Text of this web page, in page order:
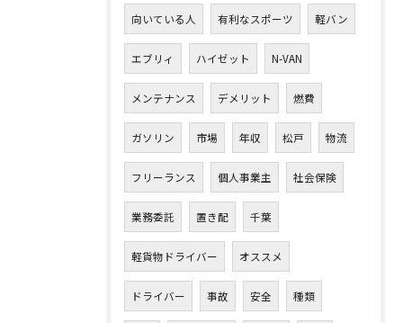
向いている人 有利なスポーツ 軽バン
エブリィ ハイゼット N-VAN
メンテナンス デメリット 燃費
ガソリン 市場 年収 松戸 物流
フリーランス 個人事業主 社会保険
業務委託 置き配 千葉
軽貨物ドライバー オススメ
ドライバー 事故 安全 種類